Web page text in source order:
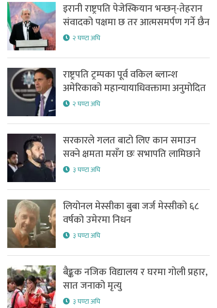
इरानी राष्ट्रपति पेजेस्कियान भन्छन्-तेहरान
संवादको पक्षमा छ तर आत्मसमर्पण गर्ने छैन
२ घण्टा अघि
राष्ट्रपति ट्रम्पका पूर्व वकिल ब्लान्श
अमेरिकाको महान्यायाधिवक्तामा अनुमोदित
२ घण्टा अघि
सरकारले गलत बाटो लिए कान समाउन
सक्ने क्षमता मसँग छः सभापति लामिछाने
३ घण्टा अघि
लियोनल मेस्सीका बुबा जर्ज मेस्सीको ६८
वर्षको उमेरमा निधन
३ घण्टा अघि
बैङ्कक नजिक विद्यालय र घरमा गोली प्रहार,
सात जनाको मृत्यु
३ घण्टा अघि